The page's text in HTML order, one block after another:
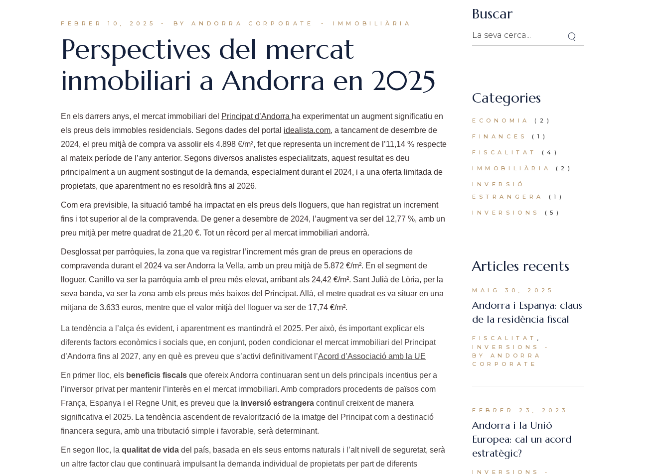
FEBRER 10, 2025 BY ANDORRA CORPORATE IMMOBILIÀRIA
Perspectives del mercat
inmobiliari a Andorra en 2025
En els darrers anys, el mercat immobiliari del Principat d’Andorra ha experimentat un augment significatiu en
els preus dels immobles residencials. Segons dades del portal idealista.com, a tancament de desembre de
2024, el preu mitjà de compra va assolir els 4.898 €/m², fet que representa un increment de l’11,14 % respecte
al mateix període de l’any anterior. Segons diversos analistes especialitzats, aquest resultat es deu
principalment a un augment sostingut de la demanda, especialment durant el 2024, i a una oferta limitada de
propietats, que aparentment no es resoldrà fins al 2026.
Com era previsible, la situació també ha impactat en els preus dels lloguers, que han registrat un increment
fins i tot superior al de la compravenda. De gener a desembre de 2024, l’augment va ser del 12,77 %, amb un
preu mitjà per metre quadrat de 21,20 €. Tot un rècord per al mercat immobiliari andorrà.
Desglossat per parròquies, la zona que va registrar l’increment més gran de preus en operacions de
compravenda durant el 2024 va ser Andorra la Vella, amb un preu mitjà de 5.872 €/m². En el segment de
lloguer, Canillo va ser la parròquia amb el preu més elevat, arribant als 24,42 €/m². Sant Julià de Lòria, per la
seva banda, va ser la zona amb els preus més baixos del Principat. Allà, el metre quadrat es va situar en una
mitjana de 3.633 euros, mentre que el valor mitjà del lloguer va ser de 17,74 €/m².
La tendència a l’alça és evident, i aparentment es mantindrà el 2025. Per això, és important explicar els
diferents factors econòmics i socials que, en conjunt, poden condicionar el mercat immobiliari del Principat
d’Andorra fins al 2027, any en què es preveu que s’activi definitivament l’Acord d’Associació amb la UE
En primer lloc, els beneficis fiscals que ofereix Andorra continuaran sent un dels principals incentius per a
l’inversor privat per mantenir l’interès en el mercat immobiliari. Amb compradors procedents de països com
França, Espanya i el Regne Unit, es preveu que la inversió estrangera continuï creixent de manera
significativa el 2025. La tendència ascendent de revalorització de la imatge del Principat com a destinació
financera segura, amb una tributació simple i favorable, serà determinant.
En segon lloc, la qualitat de vida del país, basada en els seus entorns naturals i l’alt nivell de seguretat, serà
un altre factor clau que continuarà impulsant la demanda individual de propietats per part de diferents
Buscar
Categories
ECONOMIA (2)
FINANCES (1)
FISCALITAT (4)
IMMOBILIÀRIA (2)
INVERSIÓ
ESTRANGERA
(1)
INVERSIONS (5)
Articles recents
MAIG 30, 2025
Andorra i Espanya: claus
de la residència fiscal
FISCALITAT
INVERSIONS
BY ANDORRA
CORPORATE
FEBRER 23, 2023
Andorra i la Unió
Europea: cal un acord
estratègic?
INVERSIONS